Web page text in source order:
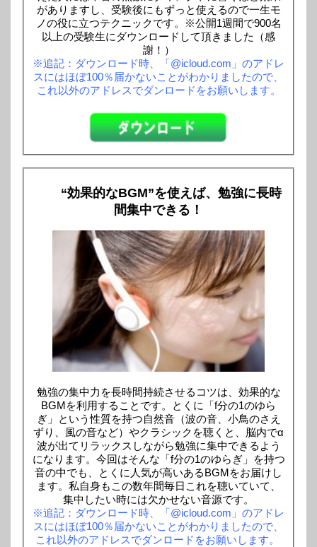
がありますし、受験後にもずっと使えるので一生モ
ノの役に立つテクニックです。※公開1週間で900名
以上の受験生にダウンロードして頂きました（感
謝！）
※追記：ダウンロード時、「@icloud.com」のアドレ
スにはほぼ100％届かないことがわかりましたので、
これ以外のアドレスでダンロードをお願いします。
“効果的なBGM”を使えば、勉強に長時
間集中できる！
勉強の集中力を長時間持続させるコツは、効果的な
BGMを利用することです。とくに「f分の1のゆら
ぎ」という性質を持つ自然音（波の音、小鳥のさえ
ずり、風の音など）やクラシックを聴くと、脳内でα
波が出てリラックスしながら勉強に集中できるよう
になります。今回はそんな「f分の1のゆらぎ」を持つ
音の中でも、とくに人気が高いあるBGMをお届けし
ます。私自身もこの数年間毎日これを聴いていて、
集中したい時には欠かせない音源です。
※追記：ダウンロード時、「@icloud.com」のアドレ
スにはほぼ100％届かないことがわかりましたので、
これ以外のアドレスでダンロードをお願いします。